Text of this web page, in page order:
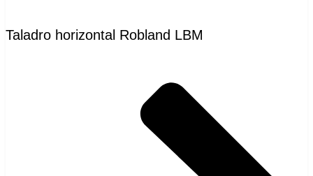
Taladro horizontal Robland LBM